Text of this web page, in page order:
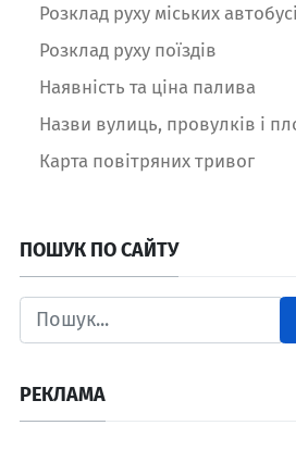
Розклад руху міських
Розклад руху поїздів
Наявність та ціна палива
Назви вулиць, провулків і
Карта повітряних тривог
ПОШУК ПО САЙТУ
РЕКЛАМА